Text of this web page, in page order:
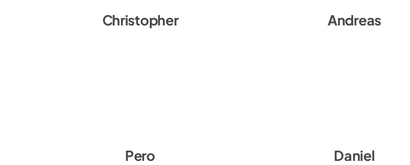
Christopher
Christopher Franzke Andreas
Andreas Harfmann
Pero
Pero Medic Daniel
Daniel Schillig